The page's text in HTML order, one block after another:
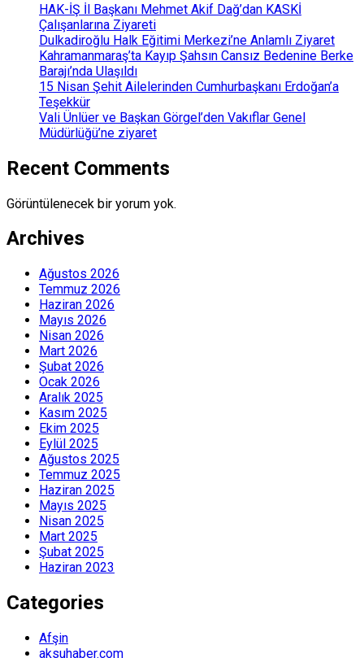
HAK-İŞ İl Başkanı Mehmet Akif Dağ’dan KASKİ
Çalışanlarına Ziyareti
Dulkadiroğlu Halk Eğitimi Merkezi’ne Anlamlı Ziyaret
Kahramanmaraş’ta Kayıp Şahsın Cansız Bedenine Berke
Barajı’nda Ulaşıldı
15 Nisan Şehit Ailelerinden Cumhurbaşkanı Erdoğan’a
Teşekkür
Vali Ünlüer ve Başkan Görgel’den Vakıflar Genel
Müdürlüğü’ne ziyaret
Recent Comments
Görüntülenecek bir yorum yok.
Archives
Ağustos 2026
Temmuz 2026
Haziran 2026
Mayıs 2026
Nisan 2026
Mart 2026
Şubat 2026
Ocak 2026
Aralık 2025
Kasım 2025
Ekim 2025
Eylül 2025
Ağustos 2025
Temmuz 2025
Haziran 2025
Mayıs 2025
Nisan 2025
Mart 2025
Şubat 2025
Haziran 2023
Categories
Afşin
aksuhaber.com